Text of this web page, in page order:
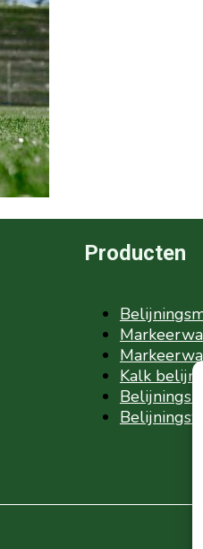
Producten
Kalk